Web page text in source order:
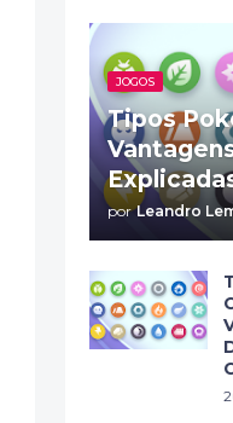
JOGOS
Tipos
por Leandro